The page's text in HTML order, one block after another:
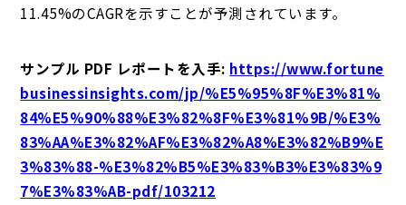
11.45%のCAGRを示すことが予測されています。
サンプル PDF レポートを入手: https://www.fortune
businessinsights.com/jp/%E5%95%8F%E3%81%
84%E5%90%88%E3%82%8F%E3%81%9B/%E3%
83%AA%E3%82%AF%E3%82%A8%E3%82%B9%E
3%83%88-%E3%82%B5%E3%83%B3%E3%83%9
7%E3%83%AB-pdf/103212